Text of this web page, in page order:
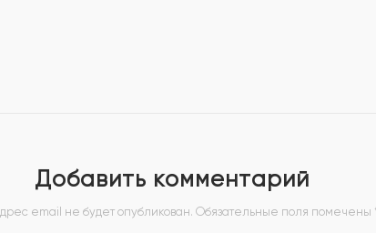
Добавить комментарий
email не будет опубликован. Обязательные поля помечены